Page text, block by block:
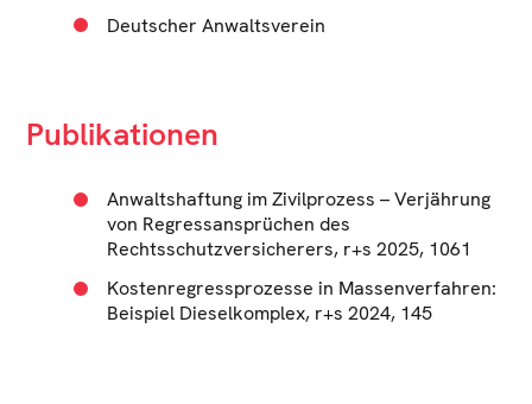
Deutscher Anwaltsverein
Publikationen
Anwaltshaftung im Zivilprozess – Verjährung
von Regressansprüchen des
Rechtsschutzversicherers, r+s 2025, 1061
Kostenregressprozesse in Massenverfahren:
Beispiel Dieselkomplex, r+s 2024, 145